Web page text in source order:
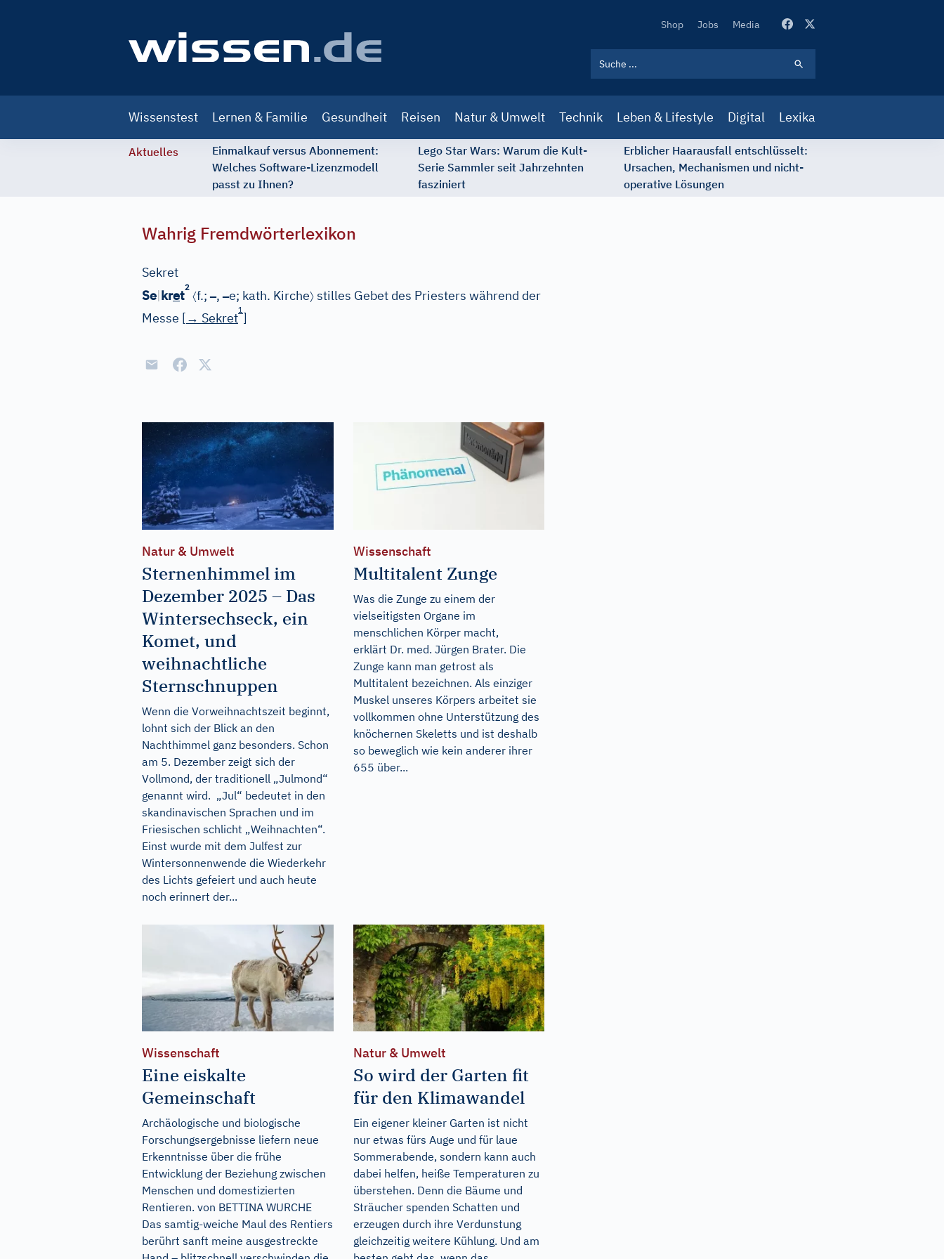
Secondary
Shop Jobs Media
navigation
Wissenstest Lernen & Familie Gesundheit Reisen Natur & Umwelt Technik Leben & Lifestyle Digital Lexika
Aktuelles
Einmalkauf versus Abonnement:
Welches Software-Lizenzmodell
passt zu Ihnen?
Lego Star Wars: Warum die Kult-
Serie Sammler seit Jahrzehnten
fasziniert
Erblicher Haarausfall entschlüsselt:
Ursachen, Mechanismen und nicht-
operative Lösungen
Wahrig Fremdwörterlexikon
Sekret
Se|kret
2 〈f.;–,–e; kath. Kirche〉stilles Gebet des Priesters während der
Messe [→ Sekret
1
]
Natur & Umwelt
Sternenhimmel im
Dezember 2025 – Das
Wintersechseck, ein
Komet, und
weihnachtliche
Sternschnuppen
Wenn die Vorweihnachtszeit beginnt,
lohnt sich der Blick an den
Nachthimmel ganz besonders. Schon
am 5. Dezember zeigt sich der
Vollmond, der traditionell „Julmond“
genannt wird. „Jul“ bedeutet in den
skandinavischen Sprachen und im
Friesischen schlicht „Weihnachten“.
Einst wurde mit dem Julfest zur
Wintersonnenwende die Wiederkehr
des Lichts gefeiert und auch heute
noch erinnert der...
Wissenschaft
Multitalent Zunge
Was die Zunge zu einem der
vielseitigsten Organe im
menschlichen Körper macht,
erklärt Dr. med. Jürgen Brater. Die
Zunge kann man getrost als
Multitalent bezeichnen. Als einziger
Muskel unseres Körpers arbeitet sie
vollkommen ohne Unterstützung des
knöchernen Skeletts und ist deshalb
so beweglich wie kein anderer ihrer
655 über...
Wissenschaft
Eine eiskalte
Gemeinschaft
Archäologische und biologische
Forschungsergebnisse liefern neue
Erkenntnisse über die frühe
Entwicklung der Beziehung zwischen
Menschen und domestizierten
Rentieren. von BETTINA WURCHE
Das samtig-weiche Maul des Rentiers
berührt sanft meine ausgestreckte
Natur & Umwelt
So wird der Garten fit
für den Klimawandel
Ein eigener kleiner Garten ist nicht
nur etwas fürs Auge und für laue
Sommerabende, sondern kann auch
dabei helfen, heiße Temperaturen zu
überstehen. Denn die Bäume und
Sträucher spenden Schatten und
erzeugen durch ihre Verdunstung
gleichzeitig weitere Kühlung. Und am